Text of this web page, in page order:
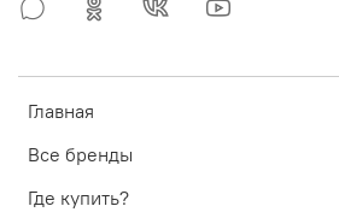
Главная
Все бренды
Где купить?